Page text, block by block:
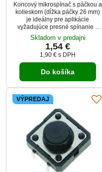
Koncový mikrospínač s páčkou a
kolieskom (dĺžka páčky 26 mm)
je ideálny pre aplikácie
vyžadujúce presné spínanie s
vysokou spoľahlivosťou. Tento
spínač má zaťaženie až 10 A pri
250 V AC, s odolnosťou voči
vysokým napätiam (1500 V AC) a
teplotám v rozsahu -25 °C až 80
°C. Vďaka životnosti až 100 000
cyklov je ideálny pre aplikácie s
častým cyklovaním.
Skladom v predajni
1,54 €
1,90 € s DPH
Do košíka
VÝPREDAJ